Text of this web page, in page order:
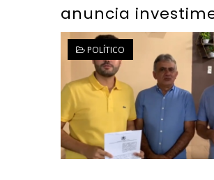
anuncia
POLÍTICO